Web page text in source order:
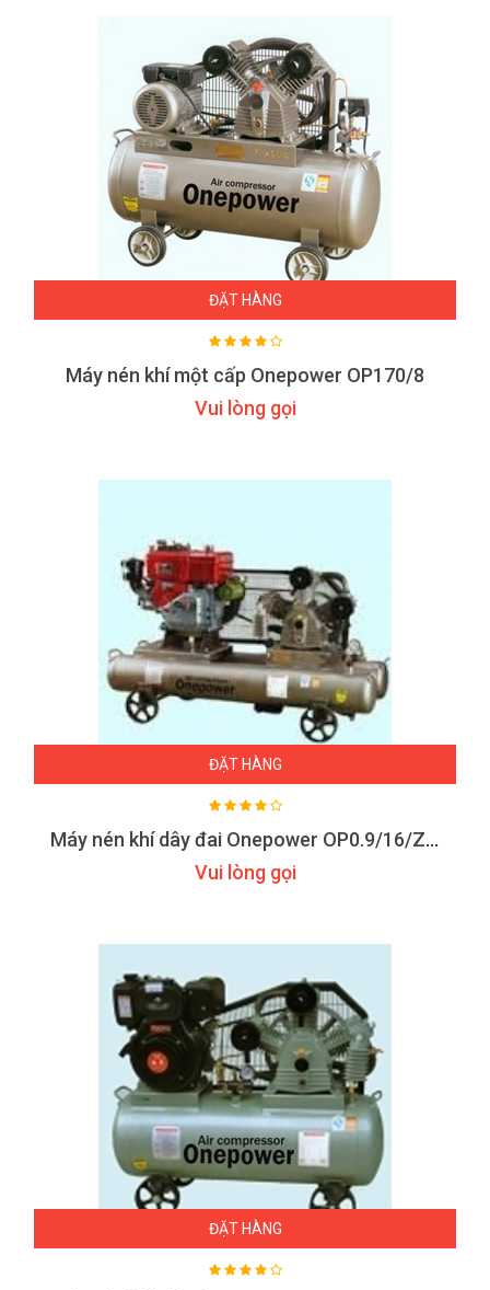
ĐẶT HÀNG
Máy nén khí một cấp Onepower OP170/8
Vui lòng gọi
ĐẶT HÀNG
Máy nén khí dây đai Onepower OP0.9/16/ZG/CS
Vui lòng gọi
ĐẶT HÀNG